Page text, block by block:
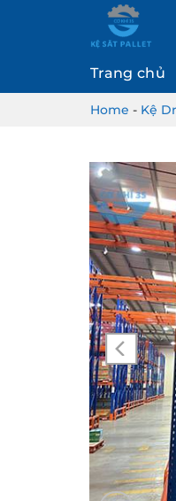
Trang chủ
Home - Kệ